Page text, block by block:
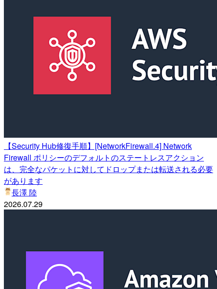
【Security Hub修復手順】[NetworkFirewall.4] Network
Firewall ポリシーのデフォルトのステートレスアクション
は、完全なパケットに対してドロップまたは転送される必要
があります
長澤 陸
2026.07.29